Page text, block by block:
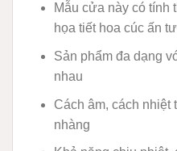
Mẫu cửa này có tính
họa tiết hoa cúc ấn
Sản phẩm đa dạng
nhau
Cách âm, cách nhiệt
nhàng